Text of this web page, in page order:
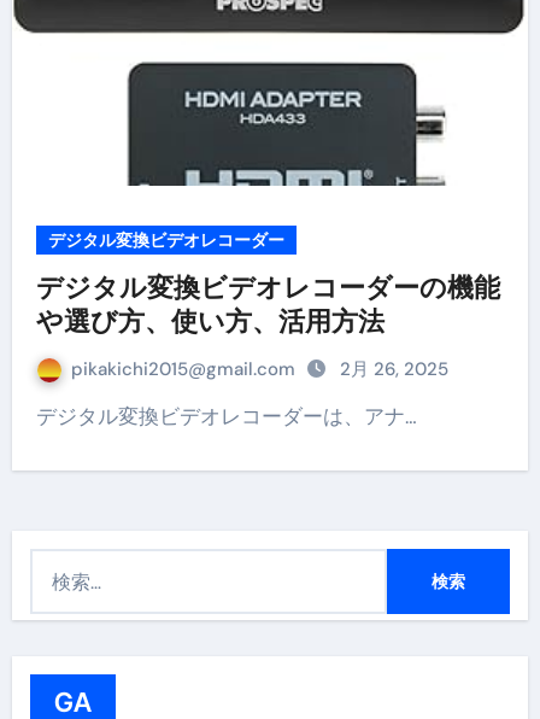
デジタル変換ビデオレコーダー
デジタル変換ビデオレコーダーの機能
や選び方、使い方、活用方法
pikakichi2015@gmail.com 2月 26, 2025
デジタル変換ビデオレコーダーは、アナ…
GA